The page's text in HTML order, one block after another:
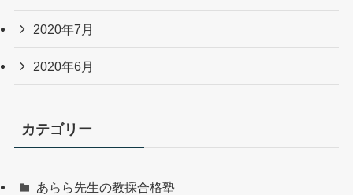
2020年7月
2020年6月
カテゴリー
あらら先生の教採合格塾